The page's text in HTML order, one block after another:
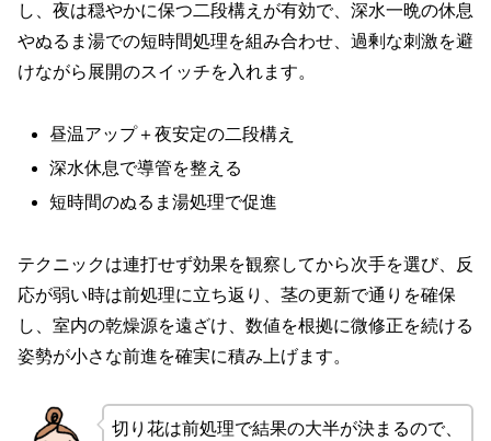
し、夜は穏やかに保つ二段構えが有効で、深水一晩の休息
やぬるま湯での短時間処理を組み合わせ、過剰な刺激を避
けながら展開のスイッチを入れます。
昼温アップ＋夜安定の二段構え
深水休息で導管を整える
短時間のぬるま湯処理で促進
テクニックは連打せず効果を観察してから次手を選び、反
応が弱い時は前処理に立ち返り、茎の更新で通りを確保
し、室内の乾燥源を遠ざけ、数値を根拠に微修正を続ける
姿勢が小さな前進を確実に積み上げます。
切り花は前処理で結果の大半が決まるので、